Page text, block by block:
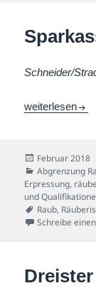
Schneider/
Sparkassen-
weiterlesen
Veröffentlicht
am
Februar 2018
Kategorien
Abgrenzung
Erpressung,
und
Schlagwörter
Raub,
Schreibe